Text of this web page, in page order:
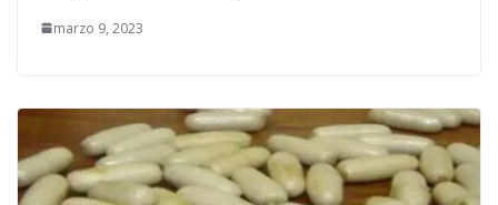
marzo 9, 2023